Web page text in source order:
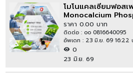
โมโนแคลเซียมฟอสเ
Monocalcium
Grade, E341i
ราคา 0.00 บาท
ติดต่อ : oo 0816640095
อัพเดท : 23 มิ.ย. 69 16:22
0
23 มิ.ย. 69